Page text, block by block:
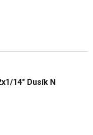
14" Dusík N